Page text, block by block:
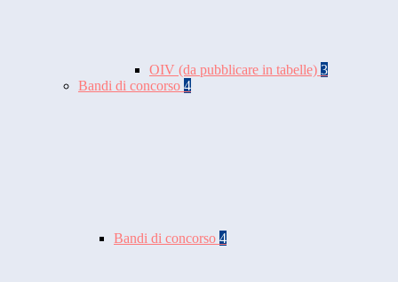
OIV (da pubblicare in tabelle) 3
Bandi di concorso 4
Bandi di concorso 4